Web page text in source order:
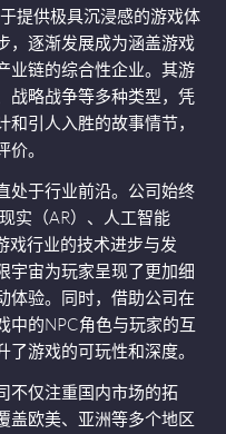
提供极具沉浸感的游戏体
，逐渐发展成为涵盖游戏
业链的综合性企业。其游
战略战争等多种类型，凭
引人入胜的故事情节，
。
处于行业前沿。公司始终
实（AR）、人工智能
戏行业的技术进步与发
宇宙为玩家呈现了更加细
体验。同时，借助公司在
中的NPC角色与玩家的互
游戏的可玩性和深度。
不仅注重国内市场的拓
盖欧美、亚洲等多个地区